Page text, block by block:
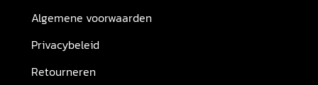
Algemene voorwaarden
Privacybeleid
Retourneren